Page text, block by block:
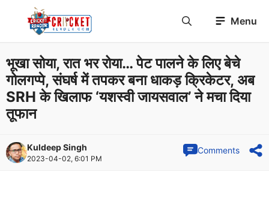
Menu
भूखा सोया, रात भर रोया… पेट पालने के लिए बेचे
गोलगप्पे, संघर्ष में तपकर बना धाकड़ क्रिकेटर, अब
SRH के खिलाफ ‘यशस्वी जायसवाल’ ने मचा दिया
तूफान
Kuldeep Singh
2023-04-02, 6:01 PM
Comments